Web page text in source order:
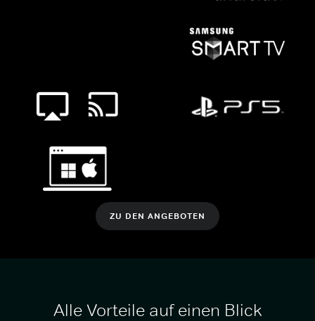
ZU DEN ANGEBOTEN
Alle Vorteile auf einen Blick